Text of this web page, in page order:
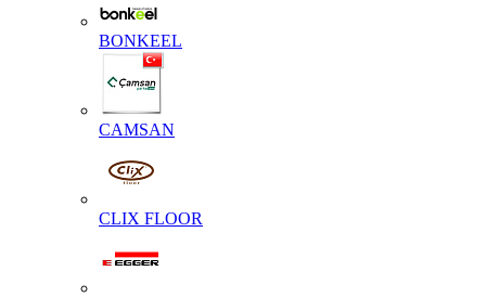
BONKEEL
CAMSAN
CLIX FLOOR